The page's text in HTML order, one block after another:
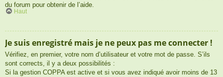
du forum pour obtenir de l’aide.
Haut
Je suis enregistré mais je ne peux pas me connecter !
Vérifiez, en premier, votre nom d’utilisateur et votre mot de passe. S’ils
sont corrects, il y a deux possibilités :
Si la gestion COPPA est active et si vous avez indiqué avoir moins de 13